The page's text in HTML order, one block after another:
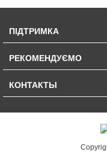
ПІДТРИМКА
РЕКОМЕНДУЄМО
КОНТАКТЫ